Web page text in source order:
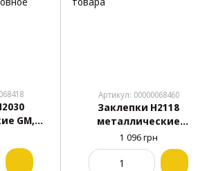
GM,
Артикул: 00000068460
Заклепки H2118
металлические
универсальные (56.4MM)
(уп. 100 шт.)
1 096 грн